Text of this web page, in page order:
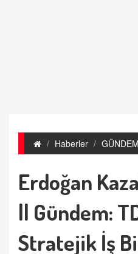
Haberler GÜNDEM
Erdoğan
|| Gündem:
Stratejik İş